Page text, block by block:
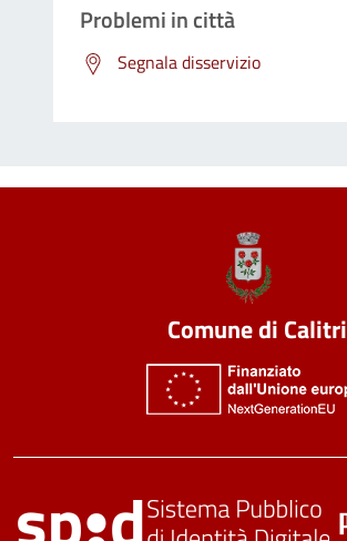
Problemi in città
Segnala disservizio
Comune di Calitri